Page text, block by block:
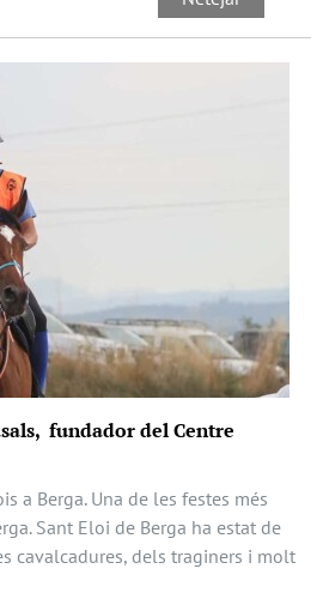
fundador del Centre
a Berga. Una de les festes més
Sant Eloi de Berga ha estat de
cavalcadures, dels traginers i molt